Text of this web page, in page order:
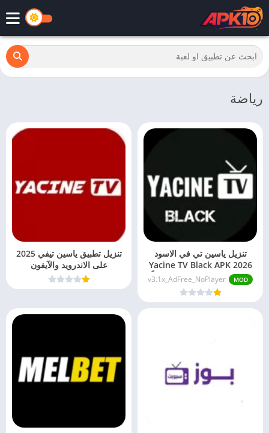
رياضة
تنزيل ياسين تي في الاسود
2026 Yacine TV Black APK
للاندرويد بدون ومشغل مجاناً
MOD
v3.1x_AdFree_NoPlayer
تنزيل تطبيق ياسين تيفي 2025
على الاندرويد والآيفون